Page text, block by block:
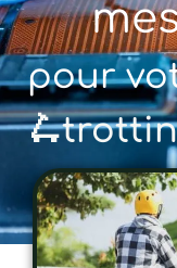
pour